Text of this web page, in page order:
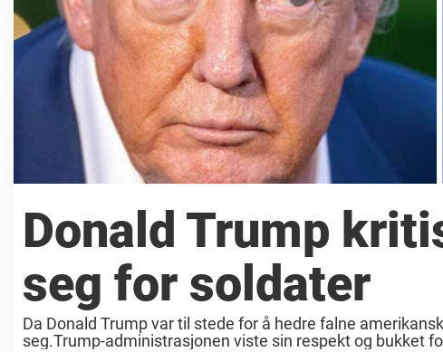
Donald Trump
seg for soldater
Da Donald Trump var til stede for å hedre falne
seg.Trump-administrasjonen viste sin respekt og bukket